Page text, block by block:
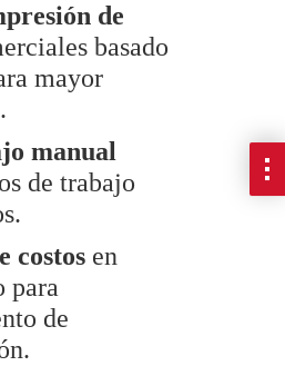
de
basado
mayor
manual
de trabajo
costosen
para
de